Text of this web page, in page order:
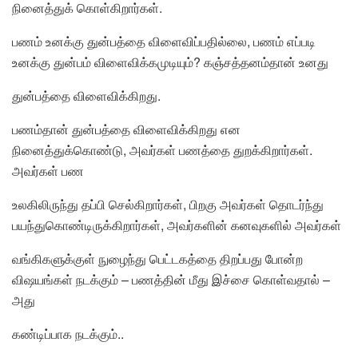
நினைத்துக் கொள்கிறார்கள்.
பணம் உனக்கு துன்பத்தை விளைவிப்பதில்லை, பணம் எப்படி
உனக்கு துன்பம் விளைவிக்கமுடியும்? கஞ்சத்தனம்தான் உனது
துன்பத்தை விளைவிக்கிறது.
பணம்தான் துன்பத்தை விளைவிக்கிறது என
நினைத்துக்கொண்டு, அவர்கள் பணத்தை துறக்கிறார்கள்.
அவர்கள் பண
உலகிலிருந்து தப்பி செல்கிறார்கள், பிறகு அவர்கள் தொடர்ந்து
பயந்துகொண்டிருக்கிறார்கள், அவர்களின் கனவுகளில் அவர்கள்
வங்கிகளுக்குள் நுழைந்து பெட்டகத்தை திறப்பது போன்ற
விஷயங்கள் நடக்கும் – பணத்தின் மீது இச்சை கொள்வதால் –
அது
கண்டிப்பாக நடக்கும்..